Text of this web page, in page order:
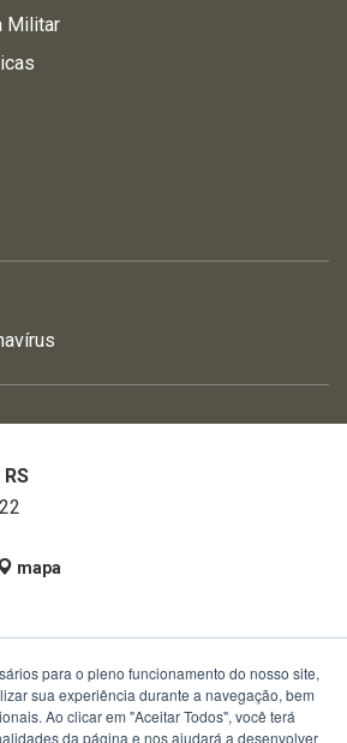
Militar
mapa
para o pleno funcionamento do nosso site,
sua experiência durante a navegação, bem
Ao clicar em "Aceitar Todos", você terá
da página e nos ajudará a desenvolver